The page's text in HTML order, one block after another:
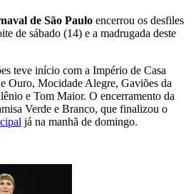
de São Paulo encerrou os desfiles
de sábado (14) e a madrugada deste
teve início com a Império de Casa
Ouro, Mocidade Alegre, Gaviões da
e Tom Maior. O encerramento da
Verde e Branco, que finalizou o
já na manhã de domingo.